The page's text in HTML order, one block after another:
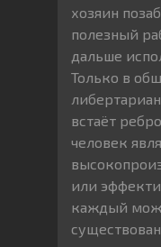
хозяин
полезный
дальше
Только в
встаёт
человек
или
каждый